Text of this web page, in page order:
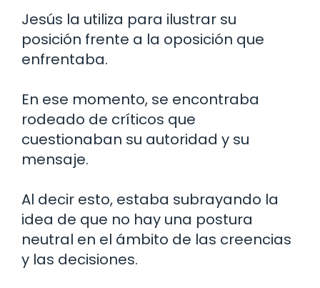
Jesús la utiliza para ilustrar su
posición frente a la oposición que
enfrentaba.
En ese momento, se encontraba
rodeado de críticos que
cuestionaban su autoridad y su
mensaje.
Al decir esto, estaba subrayando la
idea de que no hay una postura
neutral en el ámbito de las creencias
y las decisiones.